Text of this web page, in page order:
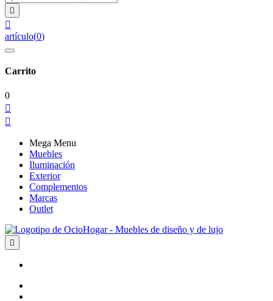


artículo(0)
Carrito
0


Mega Menu
Muebles
Iluminación
Exterior
Complementos
Marcas
Outlet
